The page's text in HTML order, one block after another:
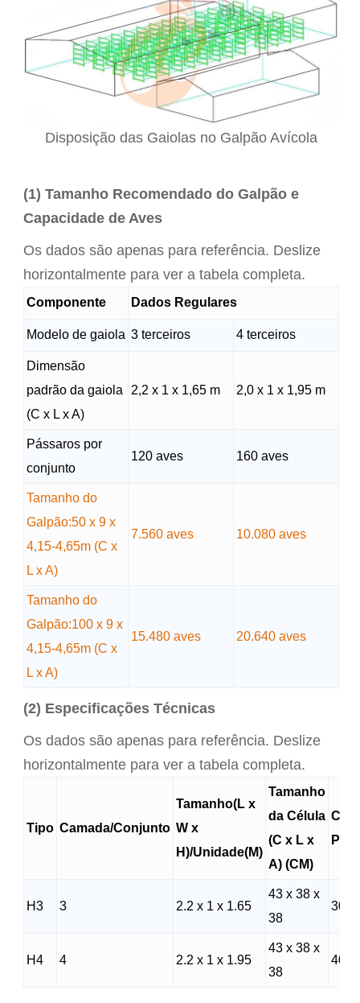
Disposição das Gaiolas no Galpão Avícola
(1) Tamanho Recomendado do Galpão e
Capacidade de Aves
Os dados são apenas para referência. Deslize
horizontalmente para ver a tabela completa.
Componente Dados Regulares
Modelo de gaiola 3 terceiros 4 terceiros
Dimensão
padrão da gaiola
(C x L x A)
2,2 x 1 x 1,65 m 2,0 x 1 x 1,95 m
Pássaros por
conjunto
120 aves 160 aves
Tamanho do
Galpão:50 x 9 x
4,15-4,65m (C x
L x A)
7.560 aves 10.080 aves
Tamanho do
Galpão:100 x 9 x
4,15-4,65m (C x
L x A)
15.480 aves 20.640 aves
(2) Especificações Técnicas
Os dados são apenas para referência. Deslize
horizontalmente para ver a tabela completa.
Tipo Camada/Conjunto
Tamanho(L x
W x
H)/Unidade(M)
Tamanho
da Célula
(C x L x
A) (CM)
Por
H3 3 2.2 x 1 x 1.65
43 x 38 x
38
30
H4 4 2.2 x 1 x 1.95
43 x 38 x
38
40